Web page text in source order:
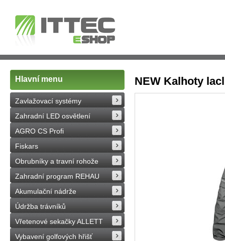
Hlavní menu
Zavlažovací systémy
Zahradní LED osvětlení
AGRO CS Profi
Fiskars
Obrubníky a travní rohože
Zahradní program REHAU
Akumulační nádrže
Údržba trávníků
Vřetenové sekačky ALLETT
Vybavení golfových hřišť
NEW Kalhoty